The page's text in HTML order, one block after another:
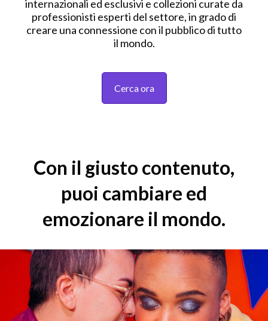
internazionali ed esclusivi e collezioni curate da
professionisti esperti del settore, in grado di
creare una connessione con il pubblico di tutto
il mondo.
Cerca ora
Con il giusto contenuto,
puoi cambiare ed
emozionare il mondo.